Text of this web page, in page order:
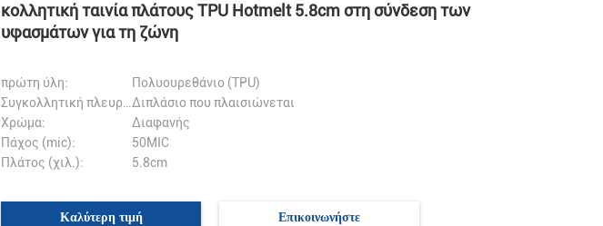
Mr.Sergey Abayev
Καλή υπηρεσία και γρήγορα ναυτιλία.
κολλητική ταινία πλάτους TPU Hotmelt 5.8cm στη σύνδεση των
υφασμάτων για τη ζώνη
πρώτη ύλη:
Πολυουρεθάνιο (TPU)
Διπλάσιο που πλαισιώνεται
Χρώμα:
Διαφανής
Πάχος (mic):
50MIC
Πλάτος (χιλ.):
5.8cm
Καλύτερη τιμή Επικοινωνήστε